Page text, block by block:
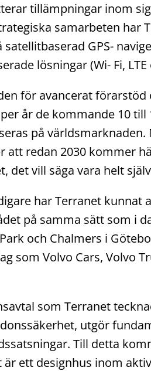
tillämpningar inom
samarbeten har
satellitbaserad GPS-
lösningar (Wi- Fi,
för avancerat
år de kommande 10
på
att redan 2030 kommer
det vill säga vara helt
har Terranet kunnat
på samma sätt som i
och Chalmers i
som Volvo Cars, Volvo
som Terranet
utgör
Till detta
är ett designhus inom